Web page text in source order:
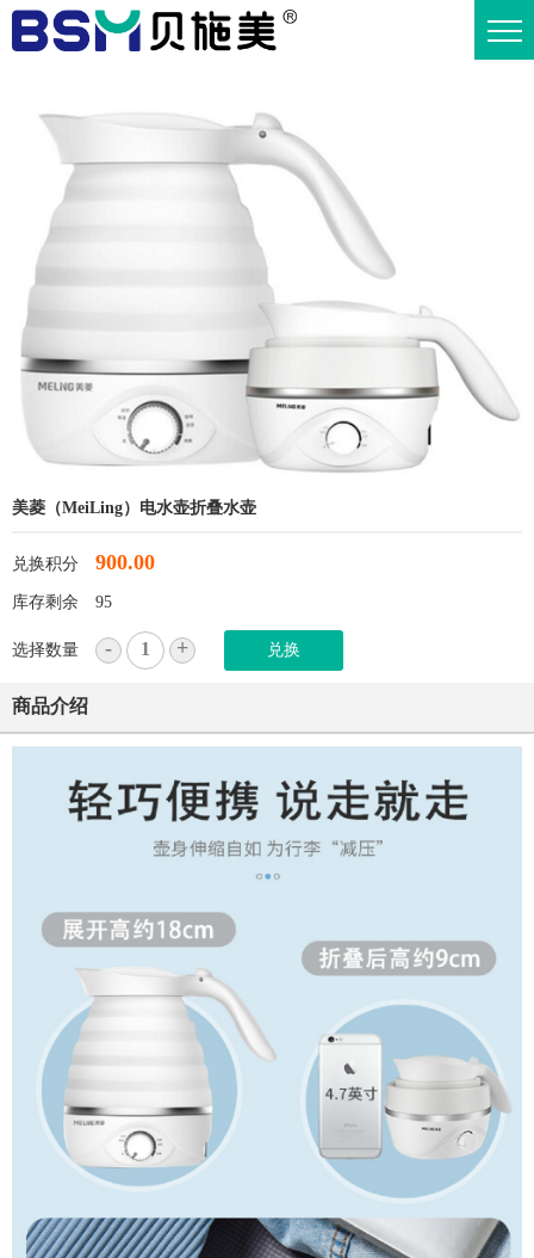
美菱（MeiLing）电水壶折叠水壶
兑换积分 900.00
库存剩余 95
选择数量 - 1 + 兑换
商品介绍